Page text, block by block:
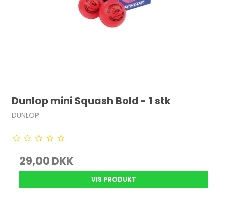
Dunlop mini Squash Bold - 1 stk
DUNLOP
29,00 DKK
VIS PRODUKT